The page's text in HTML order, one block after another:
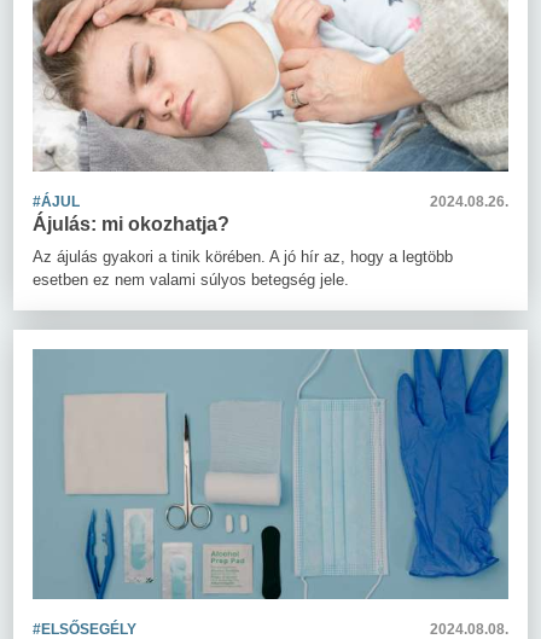
#ÁJUL 2024.08.26.
Ájulás: mi okozhatja?
Az ájulás gyakori a tinik körében. A jó hír az, hogy a legtöbb
esetben ez nem valami súlyos betegség jele.
#ELSŐSEGÉLY 2024.08.08.